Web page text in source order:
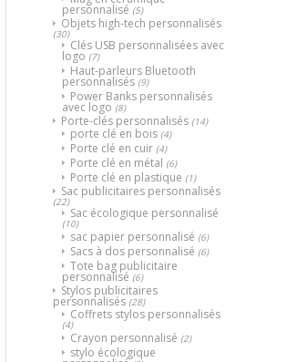
personnalisé (5)
Objets high-tech personnalisés
(30)
Clés USB personnalisées avec
logo (7)
Haut-parleurs Bluetooth
personnalisés (9)
Power Banks personnalisés
avec logo (8)
Porte-clés personnalisés (14)
porte clé en bois (4)
Porte clé en cuir (4)
Porte clé en métal (6)
Porte clé en plastique (1)
Sac publicitaires personnalisés
(22)
Sac écologique personnalisé
(10)
sac papier personnalisé (6)
Sacs à dos personnalisé (6)
Tote bag publicitaire
personnalisé (6)
Stylos publicitaires
personnalisés (28)
Coffrets stylos personnalisés
(4)
Crayon personnalisé (2)
stylo écologique